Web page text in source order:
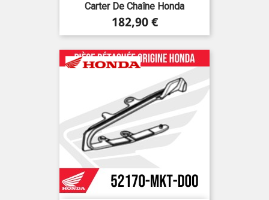
Carter De Chaîne Honda
Prix
182,90 €